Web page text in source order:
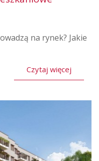
na rynek? Jakie
Czytaj więcej